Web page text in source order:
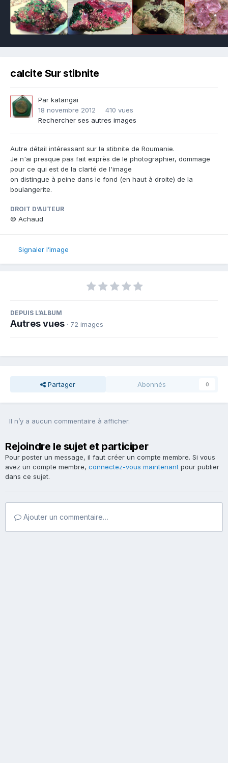
calcite Sur stibnite
Par katangai
18 novembre 2012
410 vues
Rechercher ses autres images
Autre détail intéressant sur la stibnite de Roumanie.
Je n'ai presque pas fait exprès de le photographier, dommage
pour ce qui est de la clarté de l'image
on distingue à peine dans le fond (en haut à droite) de la
boulangerite.
DROIT D’AUTEUR
© Achaud
Signaler l’image
DEPUIS L’ALBUM
Autres vues · 72 images
Partager Abonnés 0
Il n’y a aucun commentaire à afficher.
Rejoindre le sujet et participer
Pour poster un message, il faut créer un compte membre. Si vous
avez un compte membre, connectez-vous maintenant pour publier
dans ce sujet.
Ajouter un commentaire…